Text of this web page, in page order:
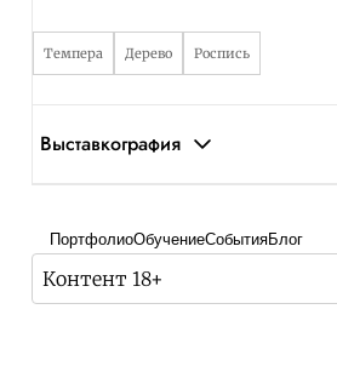
Темпера Дерево Роспись
Выставкография
ПортфолиоОбучениеСобытияБлог
Контент 18+